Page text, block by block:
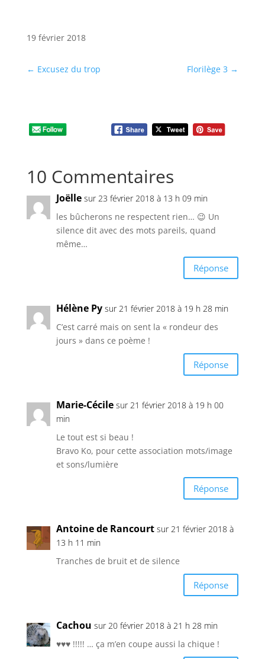
19 février 2018
← Excusez du trop Florilège 3 →
10 Commentaires
Joëlle sur 23 février 2018 à 13 h 09 min
les bûcherons ne respectent rien… 😉 Un
silence dit avec des mots pareils, quand
même…
Réponse
Hélène Py sur 21 février 2018 à 19 h 28 min
C’est carré mais on sent la « rondeur des
jours » dans ce poème !
Réponse
Marie-Cécile sur 21 février 2018 à 19 h 00
min
Le tout est si beau !
Bravo Ko, pour cette association mots/image
et sons/lumière
Réponse
Antoine de Rancourt sur 21 février 2018 à
13 h 11 min
Tranches de bruit et de silence
Réponse
Cachou sur 20 février 2018 à 21 h 28 min
♥♥♥ !!!!! … ça m’en coupe aussi la chique !